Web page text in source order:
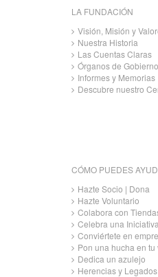
LA FUNDACIÓN
Visión, Misión y
Nuestra Historia
Las Cuentas Claras
Órganos de Gobierno
Informes y Memorias
Descubre nuestro
CÓMO PUEDES
Hazte Socio | Dona
Hazte Voluntario
Colabora con
Celebra una
Conviértete en
Pon una hucha en tu
Dedica un azulejo
Herencias y Legados